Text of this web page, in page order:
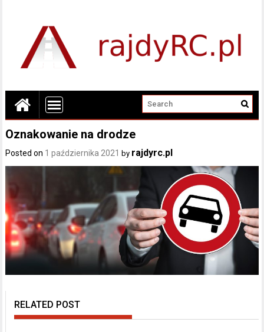
Oznakowanie na drodze
Posted on 1 października 2021 by rajdyrc.pl
RELATED POST